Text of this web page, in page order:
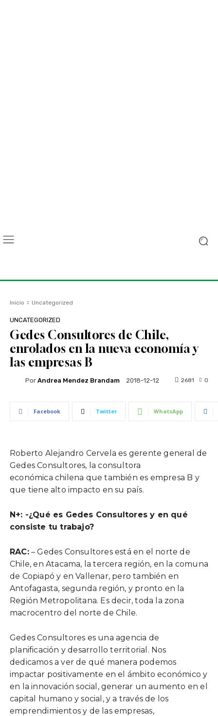
Inicio Uncategorized
UNCATEGORIZED
Gedes Consultores de Chile,
enrolados en la nueva economía y
las empresas B
Por Andrea Mendez Brandam 2018-12-12 0
2681
Facebook Twitter WhatsApp
Roberto Alejandro Cervela es gerente general de
Gedes Consultores, la consultora
económica chilena que también es empresa B y
que tiene alto impacto en su país.
N+: -¿Qué es Gedes Consultores y en qué
consiste tu trabajo?
RAC:– Gedes Consultores está en el norte de
Chile, en Atacama, la tercera región, en la comuna
de Copiapó y en Vallenar, pero también en
Antofagasta, segunda región, y pronto en la
Región Metropolitana. Es decir, toda la zona
macrocentro del norte de Chile.
Gedes Consultores es una agencia de
planificación y desarrollo territorial. Nos
dedicamos a ver de qué manera podemos
impactar positivamente en el ámbito económico y
en la innovación social, generar un aumento en el
capital humano y social, y a través de los
emprendimientos y de las empresas,